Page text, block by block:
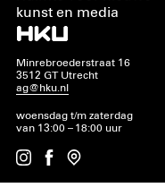
kunst en media
Minrebroederstraat 16
3512 GT Utrecht
ag@hku.nl
woensdag t/m zaterdag
van 13:00 – 18:00 uur